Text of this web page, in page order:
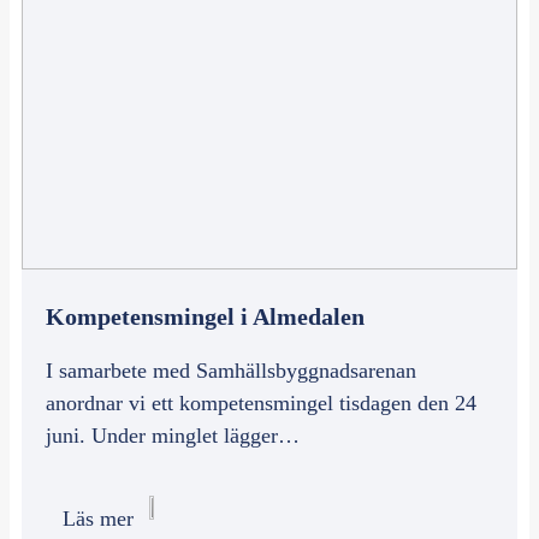
Kompetensmingel i Almedalen
I samarbete med Samhällsbyggnadsarenan
anordnar vi ett kompetensmingel tisdagen den 24
juni. Under minglet lägger…
Läs mer